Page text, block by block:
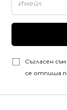
Съгласен
се отпиша